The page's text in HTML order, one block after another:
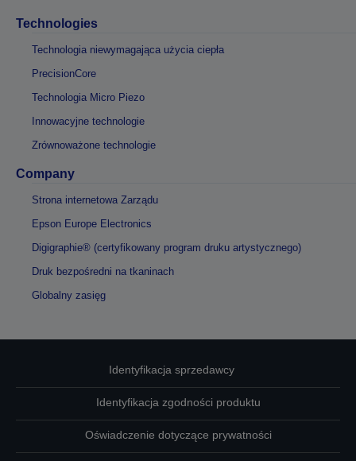
Technologies
Technologia niewymagająca użycia ciepła
PrecisionCore
Technologia Micro Piezo
Innowacyjne technologie
Zrównoważone technologie
Company
Strona internetowa Zarządu
Epson Europe Electronics
Digigraphie® (certyfikowany program druku artystycznego)
Druk bezpośredni na tkaninach
Globalny zasięg
Identyfikacja sprzedawcy
Identyfikacja zgodności produktu
Oświadczenie dotyczące prywatności